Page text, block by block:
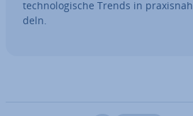
tech­no­lo­gi­sche Trends in
deln.